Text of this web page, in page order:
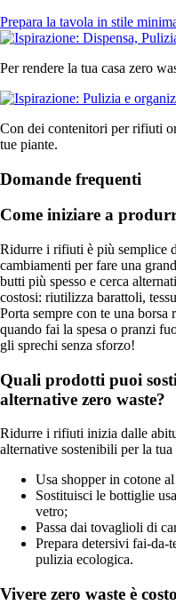
Prepara la tavola in stile
Per rendere la tua casa zero
Con dei contenitori per rifiuti
tue piante.
Domande frequenti
Come iniziare a
Ridurre i rifiuti è più semplice
cambiamenti per fare una
butti più spesso e cerca
costosi: riutilizza barattoli,
Porta sempre con te una
quando fai la spesa o pranzi
gli sprechi senza sforzo!
Quali prodotti puoi
alternative zero waste?
Ridurre i rifiuti inizia dalle
alternative sostenibili per la tua
Usa shopper in cotone
Sostituisci le bottiglie
vetro;
Passa dai tovaglioli di
Prepara detersivi fai-da-
pulizia ecologica.
Vivere zero waste è